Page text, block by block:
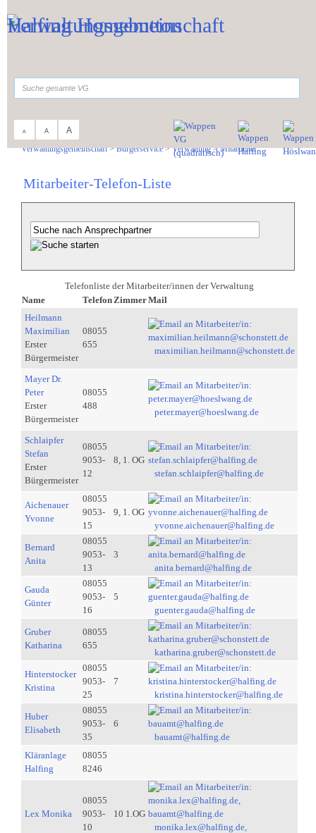
A A A
Verwaltungsgemeinschaft>Bürgerservice>Verwaltung>Mitarbeiter
Mitarbeiter-Telefon-Liste
Telefonliste der Mitarbeiter/innen der Verwaltung
Name
Telefon ZimmerMail
Heilmann
Maximilian
Erster
Bürgermeister
08055
655
maximilian.heilmann@schonstett.de
Mayer Dr.
Peter
Erster
Bürgermeister
08055
488
peter.mayer@hoeslwang.de
Schlaipfer
Stefan
Erster
Bürgermeister
08055
9053-
12
8, 1. OG
stefan.schlaipfer@halfing.de
Aichenauer
Yvonne
08055
9053-
15
9, 1. OG
yvonne.aichenauer@halfing.de
Bernard
Anita
08055
9053-
13
3
anita.bernard@halfing.de
Gauda
Günter
08055
9053-
16
5
guenter.gauda@halfing.de
Gruber
Katharina
08055
655
katharina.gruber@schonstett.de
Hinterstocker
Kristina
08055
9053-
25
7
kristina.hinterstocker@halfing.de
Huber
Elisabeth
08055
9053-
35
6
bauamt@halfing.de
Kläranlage
Halfing
08055
8246
Lex Monika
08055
9053-
10
10 1.OG
monika.lex@halfing.de,